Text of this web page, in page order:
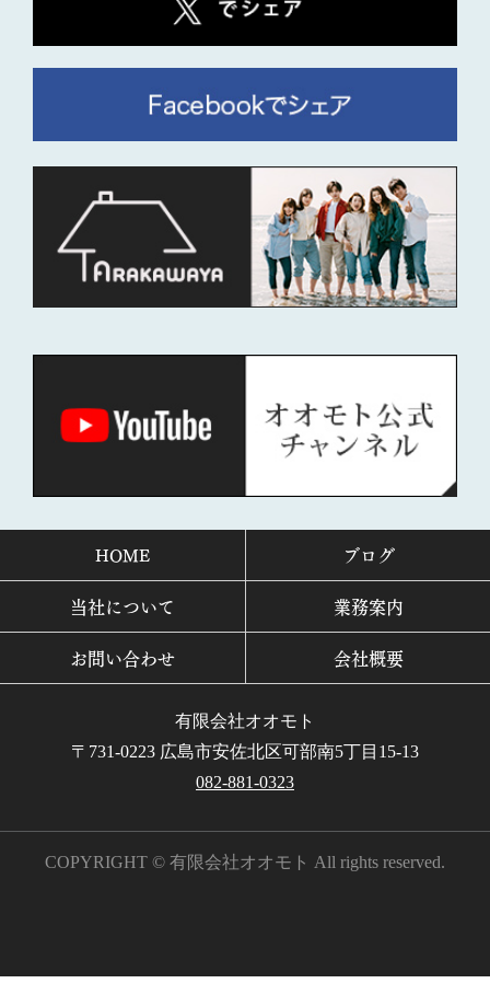
HOME
ブログ
当社について
業務案内
お問い合わせ
会社概要
有限会社オオモト
〒731-0223 広島市安佐北区可部南5丁目15-13
082-881-0323
COPYRIGHT © 有限会社オオモト All rights reserved.